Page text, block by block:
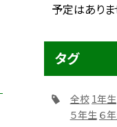
予定はあり
タグ
全校 1年生
５年生 ６